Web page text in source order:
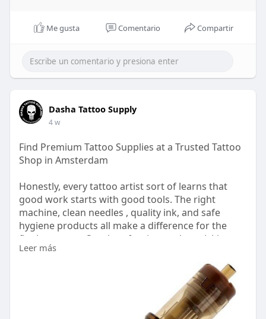
Me gusta Comentario Compartir
Dasha Tattoo Supply
4 w
Find Premium Tattoo Supplies at a Trusted Tattoo
Shop in Amsterdam
Honestly, every tattoo artist sort of learns that
good work starts with good tools. The right
machine, clean needles , quality ink, and safe
hygiene products all make a difference for the
final outcome. So a lot of artists end up picking a
trusted tattoo shop in Amsterdam, not just for the
vibe but for the equipment side too. Read more:
https://www.ganjingworld.com/a....rticle/1im0b7b
Leer más